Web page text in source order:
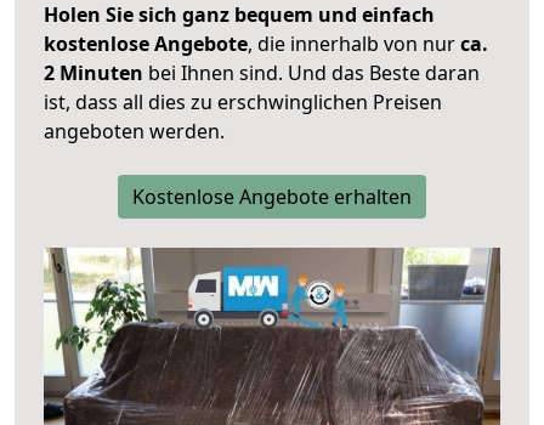
Holen Sie sich ganz bequem und einfach
kostenlose Angebote, die innerhalb von nurca.
2 Minuten bei Ihnen sind. Und das Beste daran
ist, dass all dies zu erschwinglichen Preisen
angeboten werden.
Kostenlose Angebote erhalten